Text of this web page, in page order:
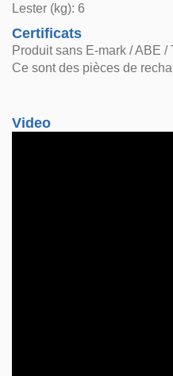
Lester (kg): 6
Certificats
Produit sans E-mark / ABE /
Ce sont des pièces de
Video